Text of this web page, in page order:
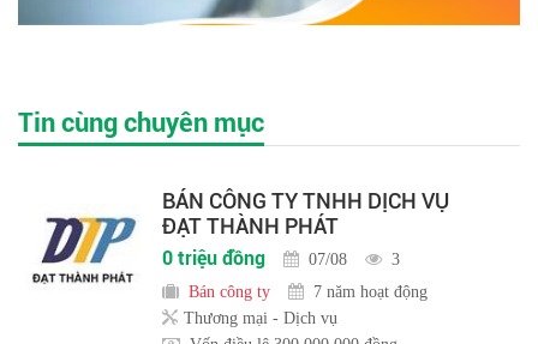
Tin cùng chuyên mục
BÁN CÔNG TY TNHH DỊCH VỤ
ĐẠT THÀNH PHÁT
0 triệu đồng 07/08
3
Bán công ty
7 năm hoạt động
Thương mại - Dịch vụ